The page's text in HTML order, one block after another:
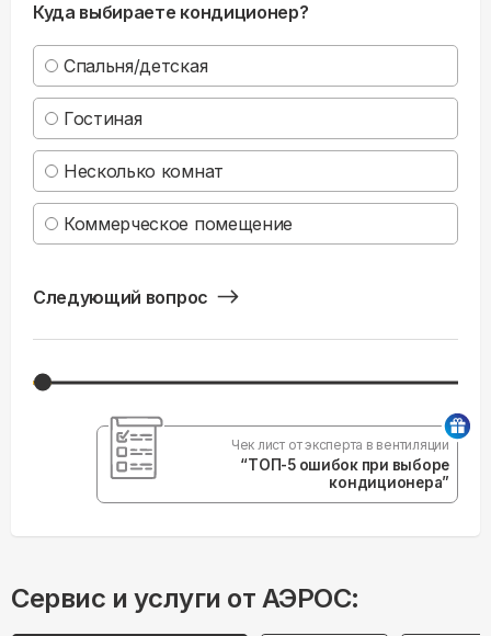
Куда выбираете кондиционер?
Спальня/детская
Гостиная
Несколько комнат
Коммерческое помещение
Следующий вопрос
Чек лист от эксперта в вентиляции
“ТОП-5 ошибок при выборе
кондиционера”
Сервис и услуги от АЭРОС: